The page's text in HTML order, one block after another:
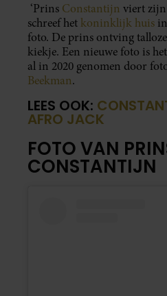
‘Prins Constantijn viert zijn
schreef het koninklijk huis
foto. De prins ontving
kiekje. Een nieuwe foto is
al in 2020 genomen door
Beekman.
LEES OOK:
AFRO JACK
FOTO VAN
CONSTANTIJN